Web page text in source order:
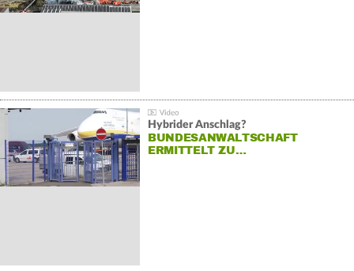
Hybrider Anschlag?
BUNDESANWALTSCHAFT
ERMITTELT ZU…